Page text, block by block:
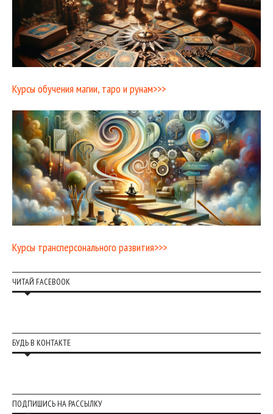
Курсы обучения магии, таро и рунам>>>
Курсы трансперсонального развития>>>
ЧИТАЙ FACEBOOK
БУДЬ В КОНТАКТЕ
ПОДПИШИСЬ НА РАССЫЛКУ